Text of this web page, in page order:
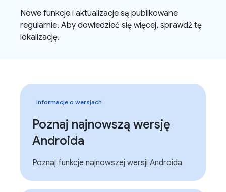
Nowe funkcje i aktualizacje są publikowane
regularnie. Aby dowiedzieć się więcej, sprawdź tę
lokalizację.
Informacje o wersjach
Poznaj najnowszą wersję
Androida
Poznaj funkcje najnowszej wersji Androida